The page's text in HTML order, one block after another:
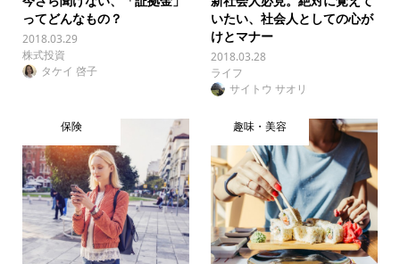
ってどんなもの？
2018.03.29
株式投資
タケイ 啓子
いたい、社会人としての心が
けとマナー
2018.03.28
ライフ
サイトウ サオリ
保険 趣味・美容